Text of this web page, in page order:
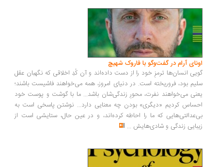
اونای آرام در گفت‌وگو با فاروک شهیچ‭
گویی انسان‌ها ترمزِ خود را از دست داده‌اند و آن کُدِ اخلاقی که نگهبان عقل
سلیم بود، فروریخته است. در دنیای امروز، همه می‌خواهند فاشیست باشند؛
یعنی می‌خواهند نفرت، محورِ زندگی‌شان باشد... ما با گوشت و پوست خود
احساس کردیم «دیگری» بودن چه معنایی دارد... نوشتن پاسخی است به
بی‌عدالتی‌هایی که ما را احاطه کرده‌اند، و در عین حال، ستایشی است از
زیبایی زندگی و شادی‌هایش ...